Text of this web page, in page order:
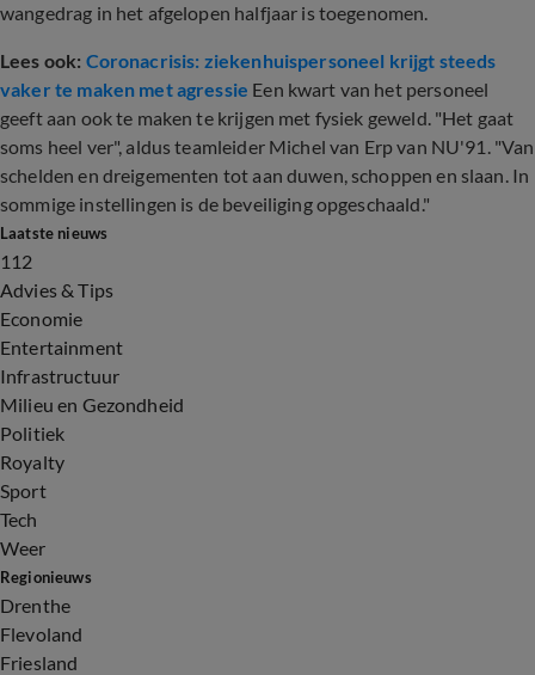
wangedrag in het afgelopen halfjaar is toegenomen.
Lees ook: Coronacrisis: ziekenhuispersoneel krijgt steeds
vaker te maken met agressie Een kwart van het personeel
geeft aan ook te maken te krijgen met fysiek geweld. "Het gaat
soms heel ver", aldus teamleider Michel van Erp van NU'91. "Van
schelden en dreigementen tot aan duwen, schoppen en slaan. In
sommige instellingen is de beveiliging opgeschaald."
Laatste nieuws
112
Advies & Tips
Economie
Entertainment
Infrastructuur
Milieu en Gezondheid
Politiek
Royalty
Sport
Tech
Weer
Regionieuws
Drenthe
Flevoland
Friesland